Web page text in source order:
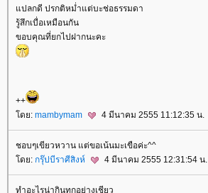
ปลกดี ปรกติหม่ำแต่บะช่อธรรมดา
รู้สึกเบื่อเหมือนกัน
ขอบคุณที่ยกไปฝากนะคะ
++
ดย: mambymam 4 มีนาคม 2555 11:12:35 น.
ชอบๆเขียวหวาน แต่ขอเน้นมะเขือค่ะ^^
ดย: กรุ๊ปบีราศีสิงห์ 4 มีนาคม 2555 12:31:54 น.
ทำอะไรน่ากินทุกอย่างเชียว